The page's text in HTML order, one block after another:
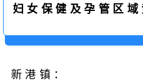
妇女保健及孕管区
新港镇：